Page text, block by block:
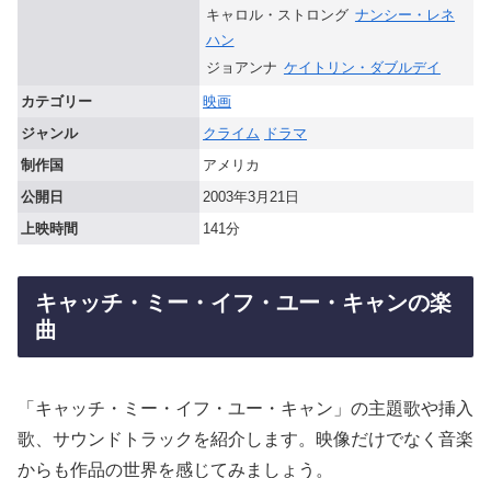
キャロル・ストロング ナンシー・レネ
ハン
ジョアンナ ケイトリン・ダブルデイ
カテゴリー
映画
ジャンル
クライム ドラマ
制作国
アメリカ
公開日
2003年3月21日
上映時間
141分
キャッチ・ミー・イフ・ユー・キャンの楽
曲
「キャッチ・ミー・イフ・ユー・キャン」の主題歌や挿入
歌、サウンドトラックを紹介します。映像だけでなく音楽
からも作品の世界を感じてみましょう。